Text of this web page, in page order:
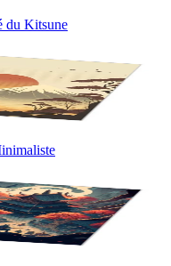
du Kitsune